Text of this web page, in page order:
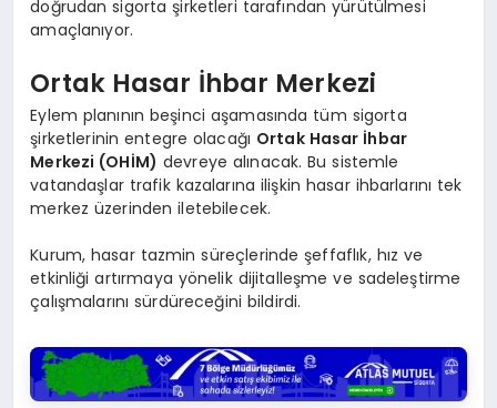
doğrudan sigorta şirketleri tarafından yürütülmesi
amaçlanıyor.
Ortak Hasar İhbar Merkezi
Eylem planının beşinci aşamasında tüm sigorta
şirketlerinin entegre olacağı Ortak Hasar İhbar
Merkezi (OHİM) devreye alınacak. Bu sistemle
vatandaşlar trafik kazalarına ilişkin hasar ihbarlarını tek
merkez üzerinden iletebilecek.
Kurum, hasar tazmin süreçlerinde şeffaflık, hız ve
etkinliği artırmaya yönelik dijitalleşme ve sadeleştirme
çalışmalarını sürdüreceğini bildirdi.